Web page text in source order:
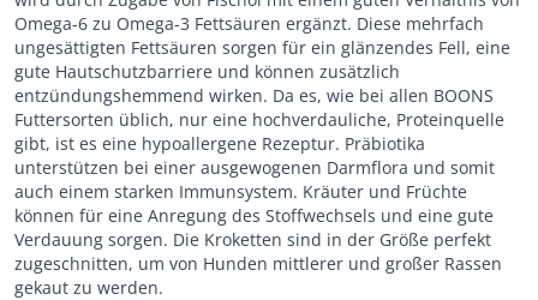
Omega-6 zu Omega-3 Fettsäuren ergänzt. Diese mehrfach
ungesättigten Fettsäuren sorgen für ein glänzendes Fell, eine
gute Hautschutzbarriere und können zusätzlich
entzündungshemmend wirken. Da es, wie bei allen BOONS
Futtersorten üblich, nur eine hochverdauliche, Proteinquelle
gibt, ist es eine hypoallergene Rezeptur. Präbiotika
unterstützen bei einer ausgewogenen Darmflora und somit
auch einem starken Immunsystem. Kräuter und Früchte
können für eine Anregung des Stoffwechsels und eine gute
Verdauung sorgen. Die Kroketten sind in der Größe perfekt
zugeschnitten, um von Hunden mittlerer und großer Rassen
gekaut zu werden.